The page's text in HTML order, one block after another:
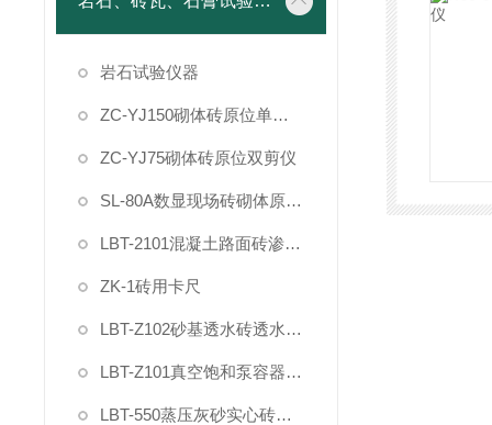
岩石试验仪器
ZC-YJ150砌体砖原位单剪仪
ZC-YJ75砌体砖原位双剪仪
SL-80A数显现场砖砌体原位压力机
LBT-2101混凝土路面砖渗透率测试仪
ZK-1砖用卡尺
LBT-Z102砂基透水砖透水速率测试仪
LBT-Z101真空饱和泵容器装置试验桶
LBT-550蒸压灰砂实心砖干燥收缩率快速试验仪装置